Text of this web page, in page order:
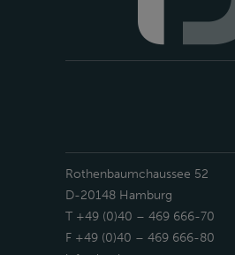
Rothenbaumchaussee 52
D-20148 Hamburg
T +49 (0)40 – 469 666-70
F +49 (0)40 – 469 666-80